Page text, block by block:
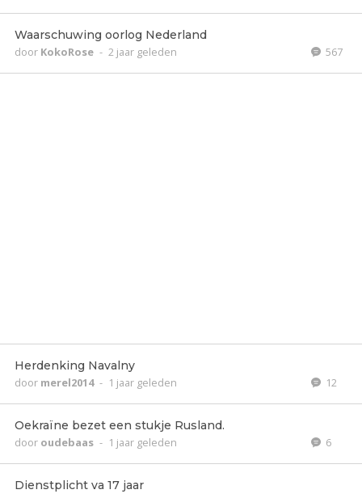
Waarschuwing oorlog Nederland
door KokoRose - 2 jaar geleden 567
Herdenking Navalny
door merel2014 - 1 jaar geleden 12
Oekraïne bezet een stukje Rusland.
door oudebaas - 1 jaar geleden 6
Dienstplicht va 17 jaar